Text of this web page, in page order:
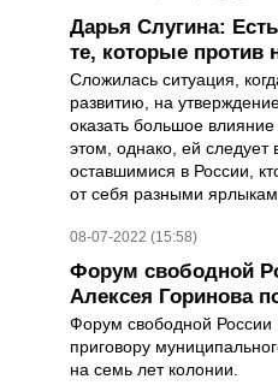
Дарья Слугина:
те, которые против
Сложилась ситуация,
развитию, на
оказать большое
этом, однако, ей следует
оставшимися в России,
от себя разными
08-07-2022 (15:58)
Форум свободной
Алексея Горинова
Форум свободной России
приговору
на семь лет колонии.